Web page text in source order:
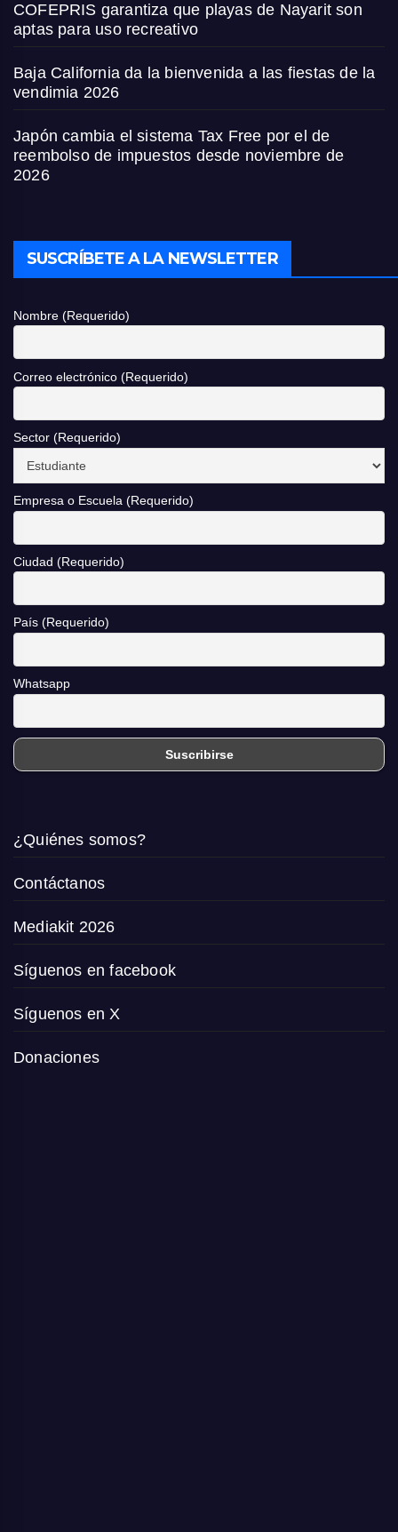
COFEPRIS garantiza que playas de Nayarit son
aptas para uso recreativo
Baja California da la bienvenida a las fiestas de la
vendimia 2026
Japón cambia el sistema Tax Free por el de
reembolso de impuestos desde noviembre de
2026
SUSCRÍBETE A LA NEWSLETTER
Nombre (Requerido)
Correo electrónico (Requerido)
Sector (Requerido)
Empresa o Escuela (Requerido)
Ciudad (Requerido)
País (Requerido)
Whatsapp
¿Quiénes somos?
Contáctanos
Mediakit 2026
Síguenos en facebook
Síguenos en X
Donaciones